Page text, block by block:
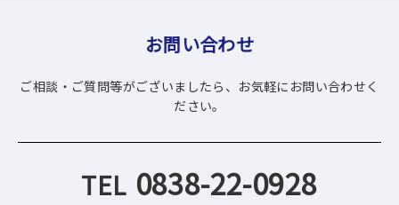
お問い合わせ
ご相談・ご質問等がございましたら、お気軽にお問い合わせく
ださい。
0838-22-0928